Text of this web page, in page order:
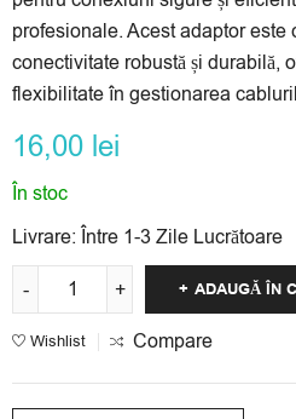
profesionale. Acest adaptor
conectivitate robustă și durabilă,
flexibilitate în gestionarea
16,00 lei
În stoc
Livrare: Între 1-3 Zile Lucrătoare
ADAUGĂ ÎN
Wishlist Compare